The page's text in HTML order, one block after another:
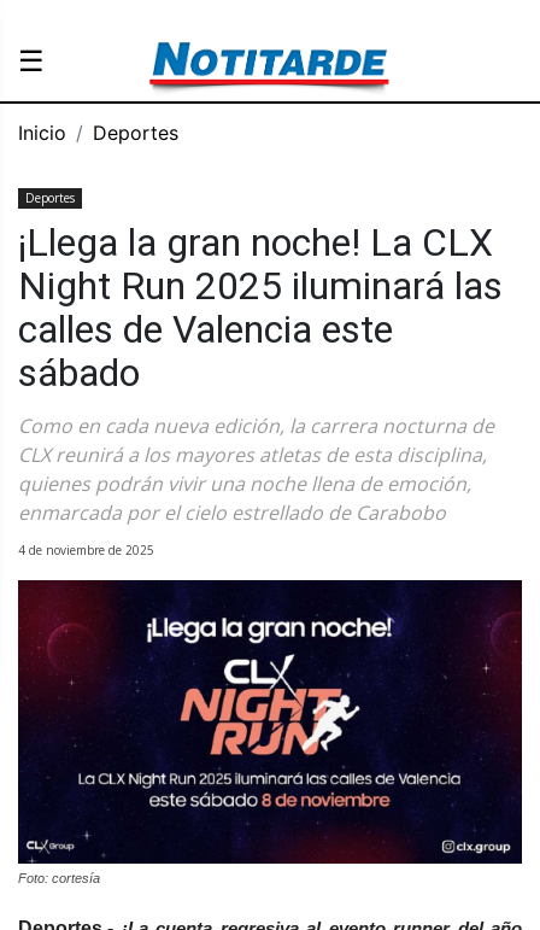
☰
Inicio Deportes
Deportes
¡Llega la gran noche! La CLX
Night Run 2025 iluminará las
calles de Valencia este
sábado
Como en cada nueva edición, la carrera nocturna de
CLX reunirá a los mayores atletas de esta disciplina,
quienes podrán vivir una noche llena de emoción,
enmarcada por el cielo estrellado de Carabobo
4 de noviembre de 2025
Foto: cortesía